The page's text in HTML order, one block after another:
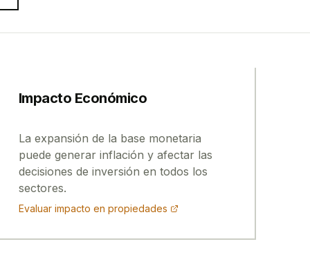
Impacto Económico
La expansión de la base monetaria
puede generar inflación y afectar las
decisiones de inversión en todos los
sectores.
Evaluar impacto en propiedades